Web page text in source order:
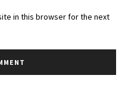
in this browser for the next